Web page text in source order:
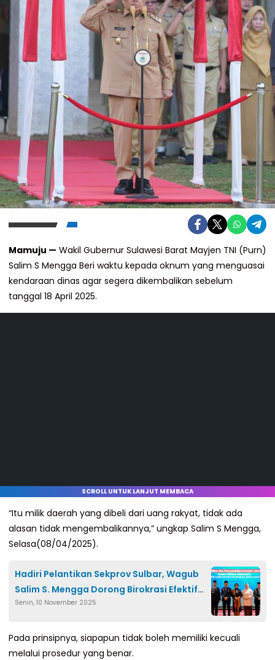
Mamuju — Wakil Gubernur Sulawesi Barat Mayjen TNI (Purn)
Salim S Mengga Beri waktu kepada oknum yang menguasai
kendaraan dinas agar segera dikembalikan sebelum
tanggal 18 April 2025.
SCROLL UNTUK LANJUT MEMBACA
“Itu milik daerah yang dibeli dari uang rakyat, tidak ada
alasan tidak mengembalikannya,” ungkap Salim S Mengga,
Selasa(08/04/2025).
Hadiri Pelantikan Sekprov Sulbar, Wagub
Salim S. Mengga Dorong Birokrasi Efektif
dan Melayani
Senin, 10 November 2025
Pada prinsipnya, siapapun tidak boleh memiliki kecuali
melalui prosedur yang benar.